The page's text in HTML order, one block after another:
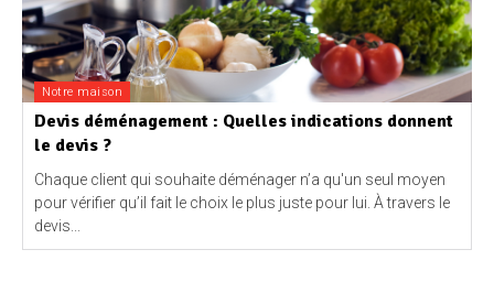
Notre maison
Devis déménagement : Quelles indications donnent
le devis ?
Chaque client qui souhaite déménager n’a qu'un seul moyen
pour vérifier qu’il fait le choix le plus juste pour lui. À travers le
devis...